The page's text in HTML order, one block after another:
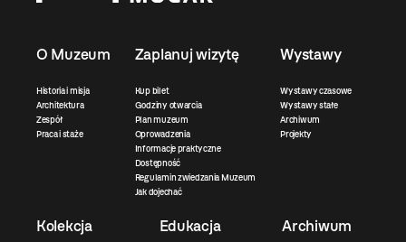
O Muzeum
Historia i misja
Architektura
Zespół
Praca i staże
Zaplanuj wizytę
Kup bilet
Godziny otwarcia
Plan muzeum
Oprowadzenia
Informacje praktyczne
Dostępność
Regulamin zwiedzania Muzeum
Jak dojechać
Wystawy
Wystawy czasowe
Wystawy stałe
Archiwum
Projekty
Kolekcja Edukacja Archiwum